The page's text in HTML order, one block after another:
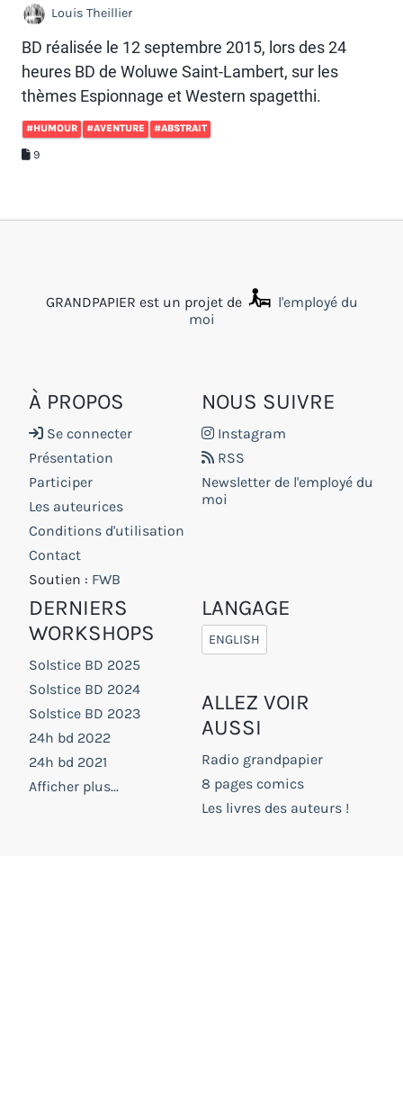
Louis Theillier
BD réalisée le 12 septembre 2015, lors des 24
heures BD de Woluwe Saint-Lambert, sur les
thèmes Espionnage et Western spagetthi.
#HUMOUR #AVENTURE #ABSTRAIT
9
GRANDPAPIER est un projet de
l'employé du
moi
À PROPOS
Se connecter
Présentation
Participer
Les auteurices
Conditions d'utilisation
Contact
Soutien : FWB
NOUS SUIVRE
Instagram
RSS
Newsletter de l'employé du
moi
DERNIERS
WORKSHOPS
Solstice BD 2025
Solstice BD 2024
Solstice BD 2023
24h bd 2022
24h bd 2021
Afficher plus...
LANGAGE
ENGLISH
ALLEZ VOIR
AUSSI
Radio grandpapier
8 pages comics
Les livres des auteurs !